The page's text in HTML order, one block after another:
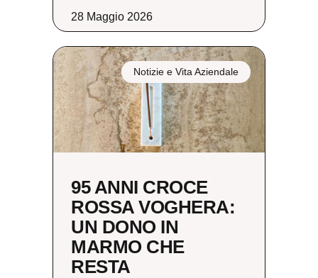
28 Maggio 2026
Notizie e Vita Aziendale
95 ANNI CROCE
ROSSA VOGHERA:
UN DONO IN
MARMO CHE
RESTA